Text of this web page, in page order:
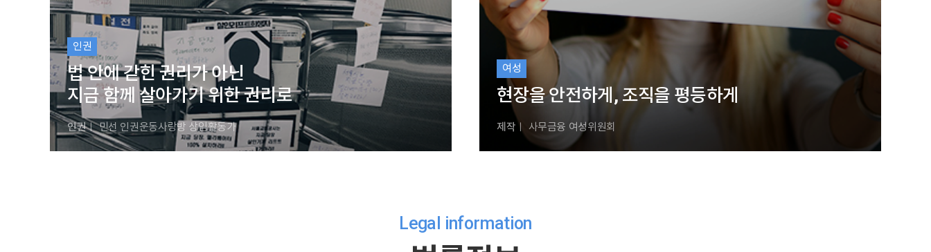
인권
법 안에 갇힌 권리가 아닌
지금 함께 살아가기 위한 권리로
인권ㅣ 민선 인권운동사랑방 상임활동가
여성
현장을 안전하게, 조직을 평등하게
제작 ㅣ 사무금융 여성위원회
Legal information